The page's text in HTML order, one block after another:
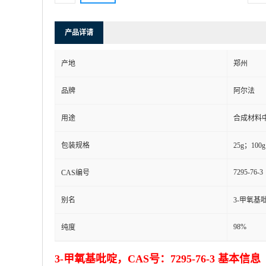
产品详请
产地 郑州
品牌 阿尔法
用途 合成材料
包装规格 25g；
CAS编号 7295-76-3
别名 3-甲氧基
纯度 98%
3-甲氧基吡啶，CAS号：7295-76-3 基本信息